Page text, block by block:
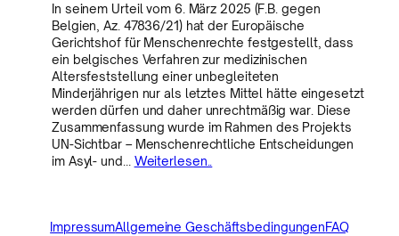
In seinem Urteil vom 6. März 2025 (F.B. gegen
Belgien, Az. 47836/21) hat der Europäische
Gerichtshof für Menschenrechte festgestellt, dass
ein belgisches Verfahren zur medizinischen
Altersfeststellung einer unbegleiteten
Minderjährigen nur als letztes Mittel hätte eingesetzt
werden dürfen und daher unrechtmäßig war. Diese
Zusammenfassung wurde im Rahmen des Projekts
UN-Sichtbar – Menschenrechtliche Entscheidungen
im Asyl- und… Weiterlesen..
ImpressumAllgemeine GeschäftsbedingungenFAQ